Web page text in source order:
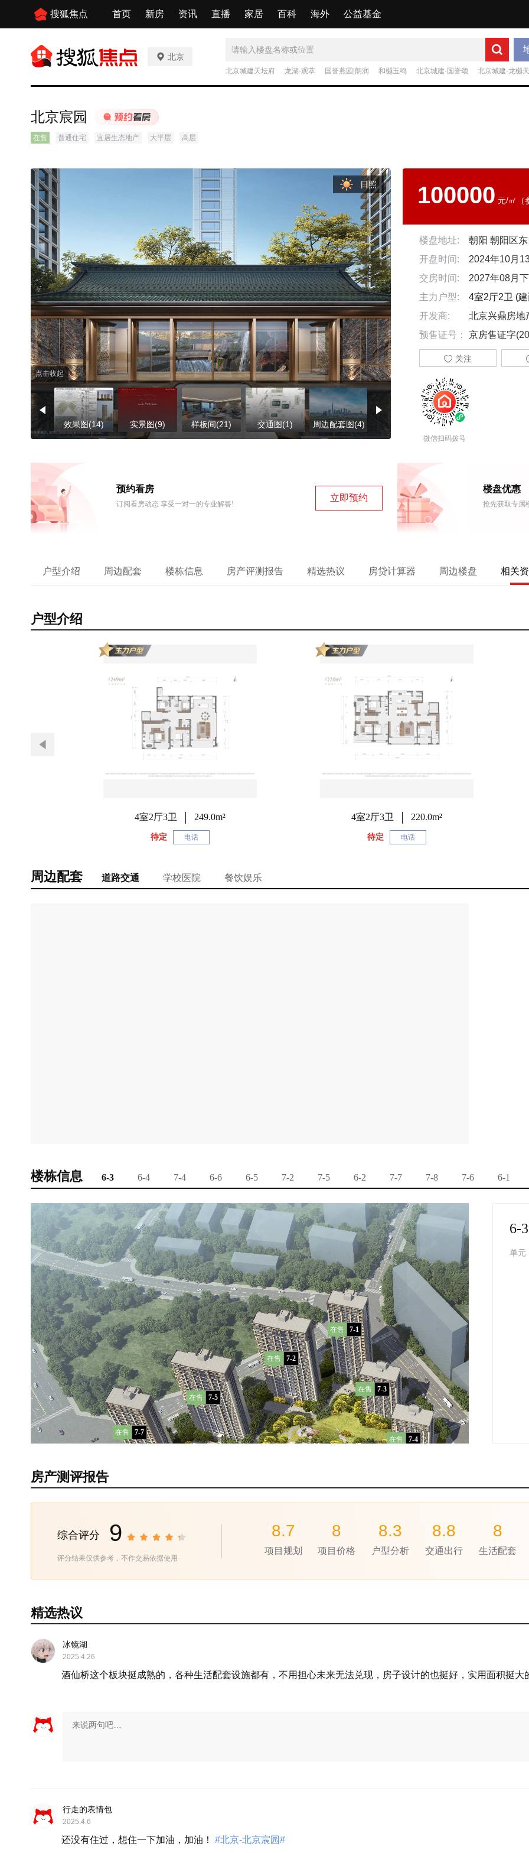
搜狐焦点 首页 新房 资讯 直播 家居 百科 海外 公益基金
北京
北京城建天坛府 龙湖·观萃 国誉燕园|朗润 和樾玉鸣 北京城建·国誉颂 北京城建·龙樾
北京宸园
在售 普通住宅 宜居生态地产 大平层 高层
日照
点击收起
效果图(14) 实景图(9) 样板间(21) 交通图(1) 周边配套图(4) 楼盘证照(2)
100000 元/㎡（
楼盘地址:
朝阳 朝阳区
开盘时间:
2024年10月
交房时间:
2027年08月
主力户型:
4室2厅2卫 (
开发商:
北京兴鼎房地
预售证号：
京房售证字
 关注
微信扫码拨号
预约看房
订阅看房动态 享受一对一的专业解答!
立即预约
楼盘优惠
抢先获取专属
户型介绍 周边配套 楼栋信息 房产评测报告 精选热议 房贷计算器 周边楼盘 相关
户型介绍
4室2厅3卫 249.0m²
待定 电话
4室2厅3卫 220.0m²
待定 电话
周边配套 道路交通 学校医院 餐饮娱乐
楼栋信息 6-3 6-4 7-4 6-6 6-5 7-2 7-5 6-2 7-7 7-8 7-6 6-1
在售 7-4
在售 7-2
在售 7-5
在售 7-7
在售 7-3
在售 7-1
6-3
单元
房产测评报告
综合评分 9
评分结果仅供参考，不作交易依据使用
8.7
项目规划
8
项目价格
8.3
户型分析
8.8
交通出行
8
生活配套
精选热议
冰镜湖
2025.4.26
酒仙桥这个板块挺成熟的，各种生活配套设施都有，不用担心未来无法兑现，房子设计的也挺好，实用面积挺大
行走的表情包
2025.4.6
还没有住过，想住一下加油，加油！ #北京-北京宸园#